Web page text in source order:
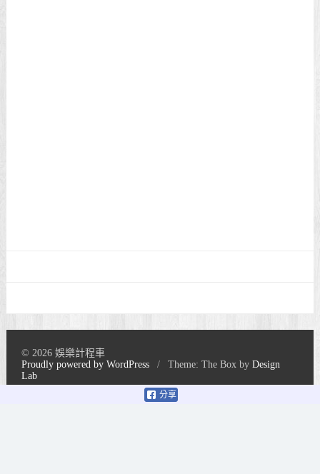
分享
© 2026 娛樂計程車
Proudly powered by WordPress
/ Theme: The Box byDesign
Lab